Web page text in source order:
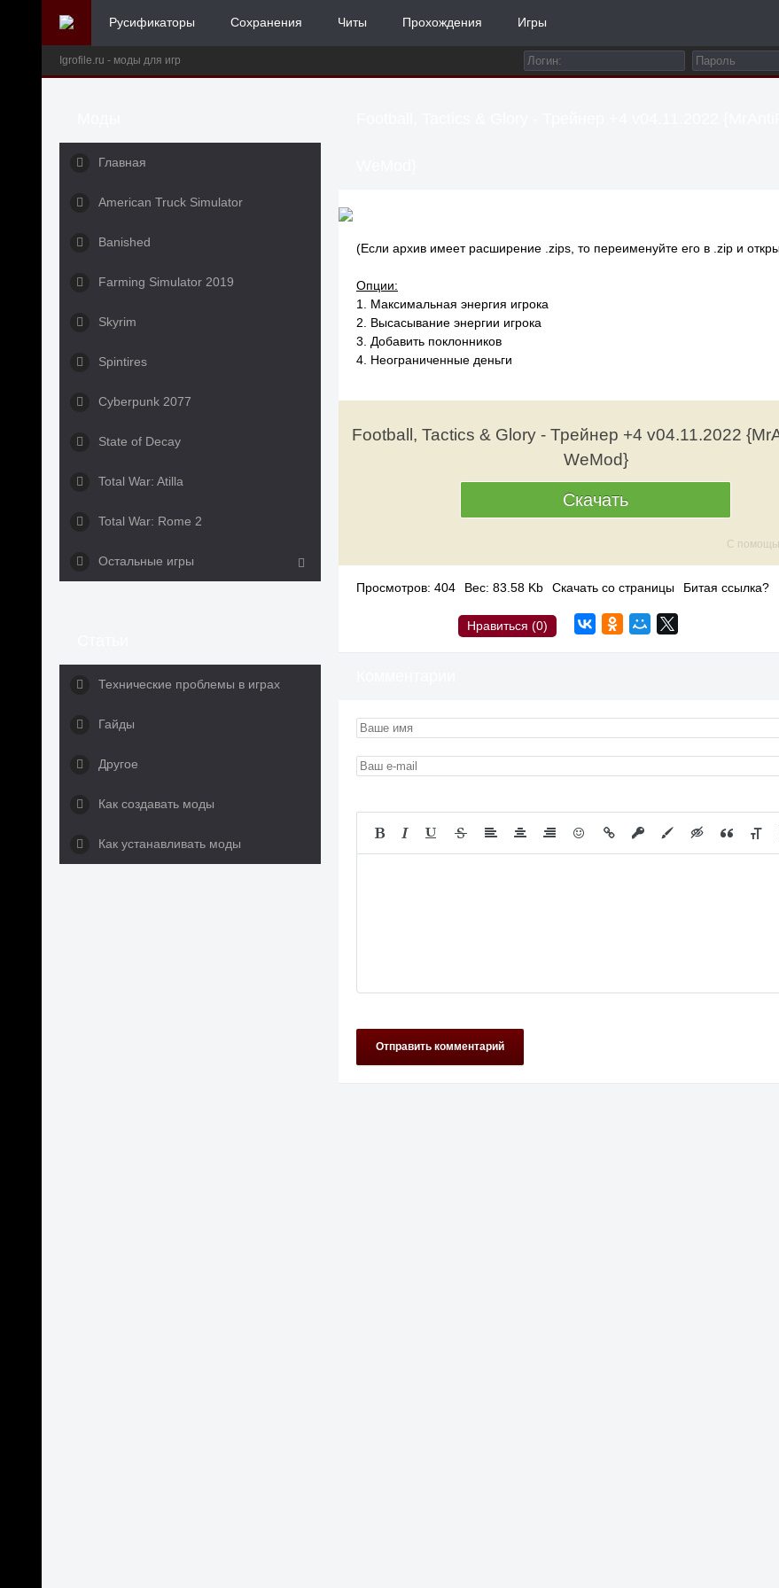
Русификаторы Сохранения Читы Прохождения Игры
Igrofile.ru - моды для игр
Главная
American Truck Simulator
Banished
Farming Simulator 2019
Skyrim
Spintires
Cyberpunk 2077
State of Decay
Total War: Atilla
Total War: Rome 2
Остальные игры
Технические проблемы в играх
Гайды
Другое
Как создавать моды
Как устанавливать моды
(Если архив имеет расширение .zips, то переименуйте его в .zip и
Опции:
1. Максимальная энергия игрока
2. Высасывание энергии игрока
3. Добавить поклонников
4. Неограниченные деньги
Football, Tactics & Glory - Трейнер +4 v04.11.2022
WeMod}
Скачать
С
Просмотров: 404 Вес: 83.58 Kb Скачать со страницы Битая ссылка?
Нравиться (0)
Отправить комментарий